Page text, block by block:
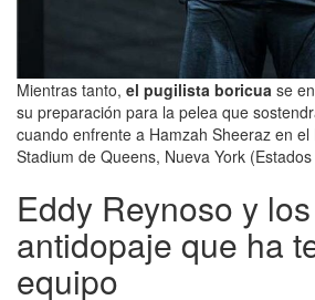
Mientras tanto, el pugilista boricua se
su preparación para la pelea que
cuando enfrente a Hamzah Sheeraz en el
Stadium de Queens, Nueva York
Eddy Reynoso y
antidopaje que ha
equipo